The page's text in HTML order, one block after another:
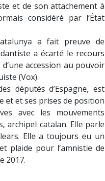
et de son attachement à
considéré par l’État
a fait preuve de
a écarté le recours
accession au pouvoir
(Vox).
députés d’Espagne, est
et et ses prises de position
avec les mouvements
archipel catalan. Elle parle
Elle a toujours eu un
plaide pour l’amnistie de
2017.